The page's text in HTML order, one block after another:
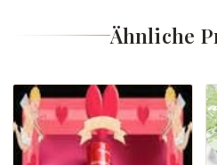
Ähnliche